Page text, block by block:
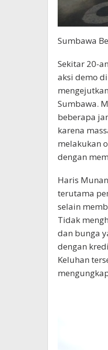
Sumbawa
Sekitar 20-
aksi demo
Sumbawa.
beberapa
karena
melakukan
dengan
Haris
terutama
selain
Tidak
dan bunga
dengan
Keluhan